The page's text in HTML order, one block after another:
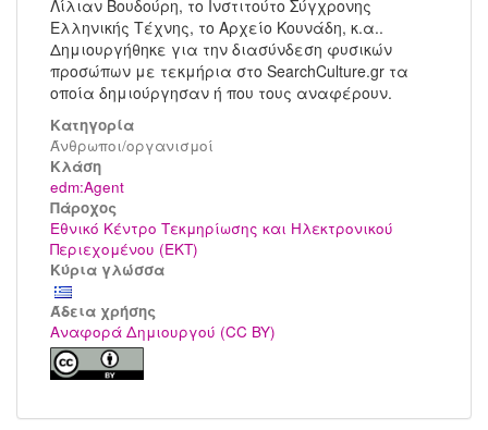
Λίλιαν Βουδούρη, το Ινστιτούτο Σύγχρονης
Ελληνικής Τέχνης, το Αρχείο Κουνάδη, κ.α..
Δημιουργήθηκε για την διασύνδεση φυσικών
προσώπων με τεκμήρια στο SearchCulture.gr τα
οποία δημιούργησαν ή που τους αναφέρουν.
Κατηγορία
Άνθρωποι/οργανισμοί
Kλάση
edm:Agent
Πάροχος
Εθνικό Κέντρο Τεκμηρίωσης και Ηλεκτρονικού
Περιεχομένου (ΕΚΤ)
Κύρια γλώσσα
Άδεια χρήσης
Αναφορά Δημιουργού (CC BY)